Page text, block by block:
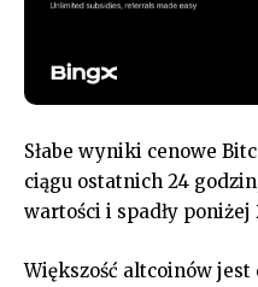
Słabe wyniki cenowe
ciągu ostatnich 24
wartości i spadły poniżej
Większość altcoinów